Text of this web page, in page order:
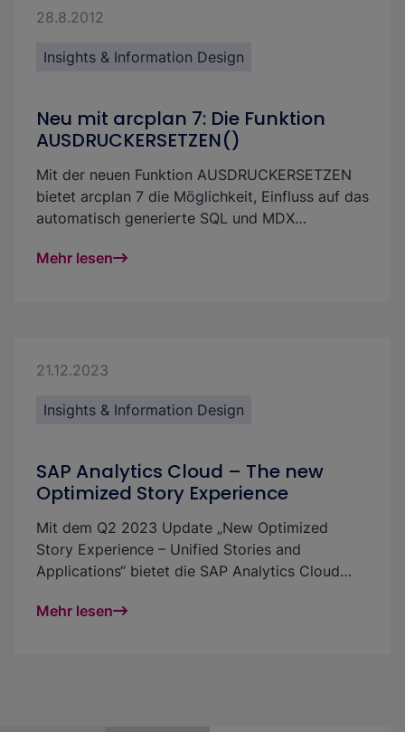
28.8.2012
Insights & Information Design
Neu mit arcplan 7: Die Funktion
AUSDRUCKERSETZEN()
Mit der neuen Funktion AUSDRUCKERSETZEN
bietet arcplan 7 die Möglichkeit, Einfluss auf das
automatisch generierte SQL und MDX
weiterhin ein Design mittels „Pfeilen“ erfolgen
entstehenden Möglichkeiten.
Mehr lesen
21.12.2023
Insights & Information Design
SAP Analytics Cloud – The new
Optimized Story Experience
Mit dem Q2 2023 Update „New Optimized
Story Experience – Unified Stories and
Applications“ bietet die SAP Analytics Cloud
leichter in einer integrierten Designumgebung
Mehr lesen